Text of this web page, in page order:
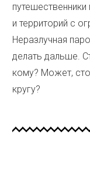
и территорий с
Неразлучная
делать дальше.
кому? Может,
кругу?